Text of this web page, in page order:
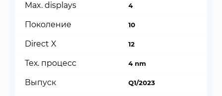
Max. displays 4
Поколение 10
Direct X 12
Тех. процесс 4 nm
Выпуск Q1/2023